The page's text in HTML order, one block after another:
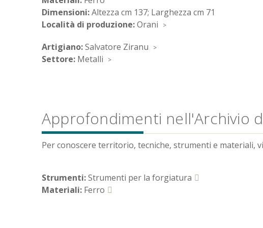
Dimensioni:Altezza cm 137; Larghezza cm 71
Località di produzione:Orani
Artigiano:Salvatore Ziranu
Settore: Metalli
Approfondimenti nell'Archivio
Per conoscere territorio, tecniche, strumenti e materiali,
Strumenti:Strumenti per la forgiatura
Materiali: Ferro